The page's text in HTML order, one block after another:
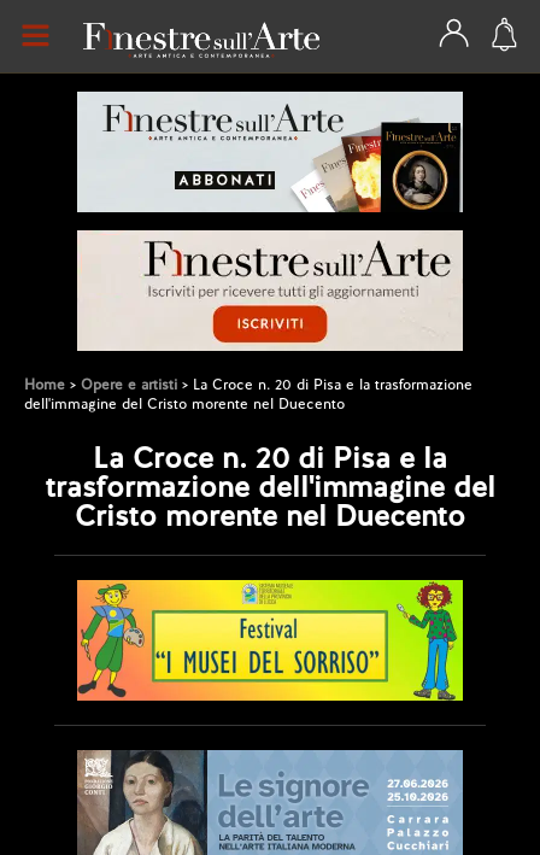
Home Opere e artisti
La Croce n. 20 di Pisa e la trasformazione
dell'immagine del Cristo morente nel Duecento
La Croce n. 20 di Pisa e la
trasformazione dell'immagine del
Cristo morente nel Duecento